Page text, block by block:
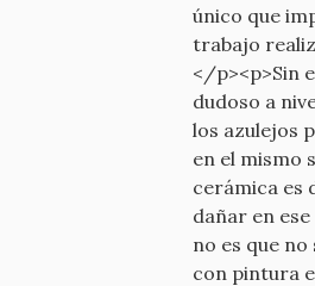
único que
trabajo
</p><p>Sin
dudoso a
los azulejos
en el mismo
cerámica es
dañar en
no es que
con pintura